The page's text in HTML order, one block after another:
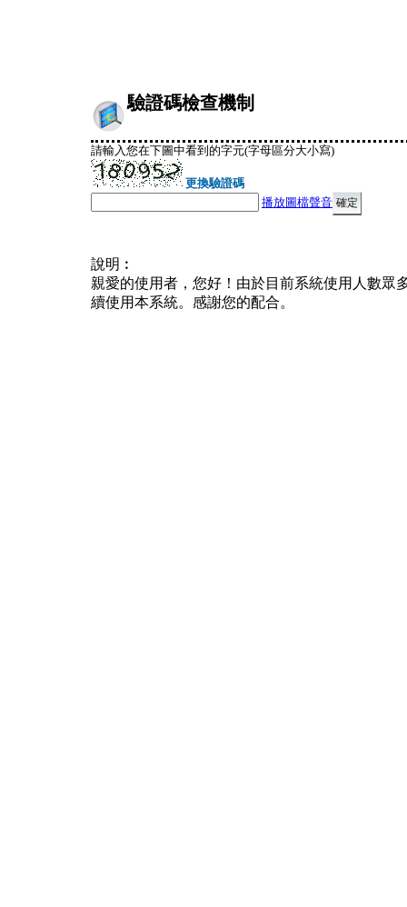
驗證碼檢查機制
請輸入您在下圖中看到的字元(字母區分大小寫)
更換驗證碼
播放圖檔聲音
說明︰
親愛的使用者，您好！由於目前系統使用人數眾
續使用本系統。感謝您的配合。